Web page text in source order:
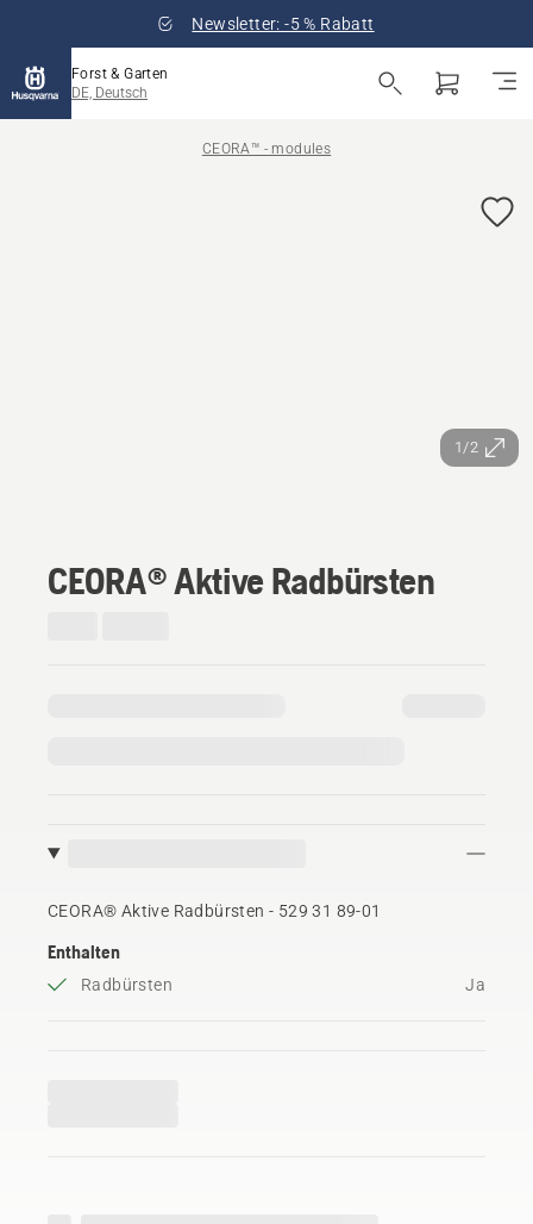
Newsletter: -5 % Rabatt
Forst & Garten
DE, Deutsch
CEORA™ - modules
1/2
CEORA® Aktive Radbürsten
CEORA® Aktive Radbürsten - 529 31 89‑01
Enthalten
Radbürsten Ja